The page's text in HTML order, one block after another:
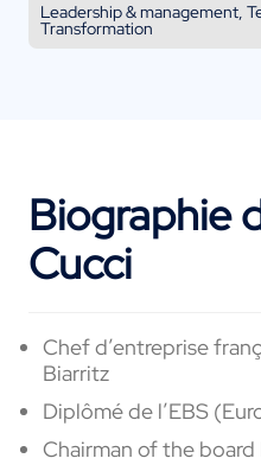
Leadership & management,
Transformation
Biographie
Cucci
Chef d’entreprise
Biarritz
Diplômé de l’EBS
Chairman of the